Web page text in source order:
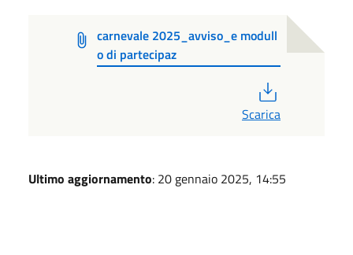
carnevale 2025_avviso_e modull
o di partecipaz
Scarica
Ultimo aggiornamento: 20 gennaio 2025, 14:55